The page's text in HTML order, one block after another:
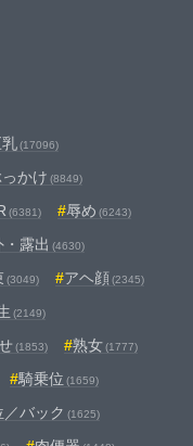
(17096)
かけ (8849)
(6381) 辱め (6243)
・露出 (4630)
(3049) アヘ顔(2345)
(2149)
(1853) 熟女(1777)
騎乗位 (1659)
バック (1625)